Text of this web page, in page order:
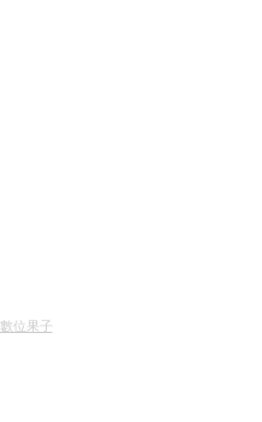
數位果子